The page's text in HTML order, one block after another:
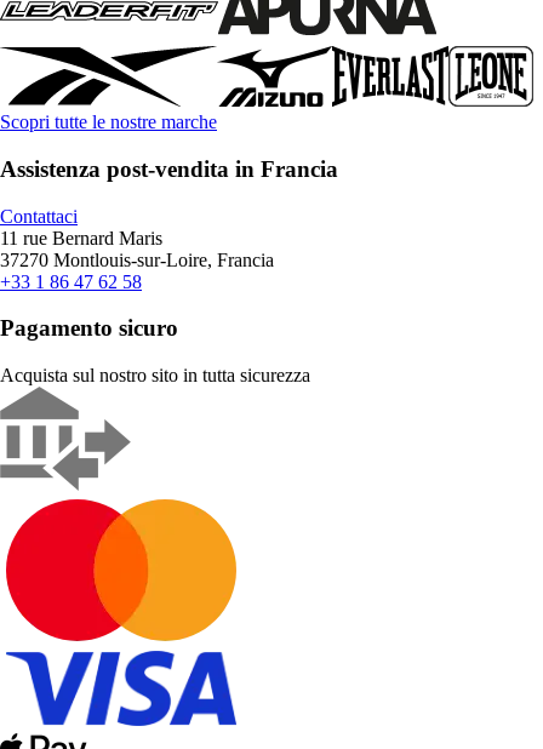
Scopri tutte le nostre marche
Assistenza post-vendita in Francia
Contattaci
11 rue Bernard Maris
37270 Montlouis-sur-Loire, Francia
+33 1 86 47 62 58
Pagamento sicuro
Acquista sul nostro sito in tutta sicurezza